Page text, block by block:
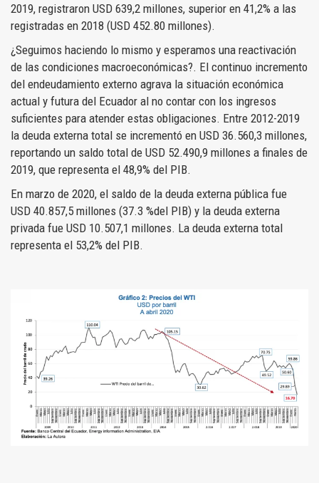
2019, registraron USD 639,2 millones, superior en 41,2% a las
registradas en 2018 (USD 452.80 millones).
¿Seguimos haciendo lo mismo y esperamos una reactivación
de las condiciones macroeconómicas?. El continuo incremento
del endeudamiento externo agrava la situación económica
actual y futura del Ecuador al no contar con los ingresos
suficientes para atender estas obligaciones. Entre 2012-2019
la deuda externa total se incrementó en USD 36.560,3 millones,
reportando un saldo total de USD 52.490,9 millones a finales de
2019, que representa el 48,9% del PIB.
En marzo de 2020, el saldo de la deuda externa pública fue
USD 40.857,5 millones (37.3 %del PIB) y la deuda externa
privada fue USD 10.507,1 millones. La deuda externa total
representa el 53,2% del PIB.